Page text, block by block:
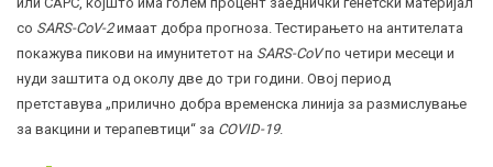
со SARS-CoV-2имаат добра прогноза. Тестирањето на антителата
покажува пикови на имунитетот на SARS-CoVпо четири месеци и
нуди заштита од околу две до три години. Овој период
претставува „прилично добра временска линија за размислување
за вакцини и терапевтици“ за СOVID-19.